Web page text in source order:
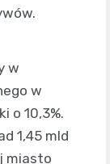
w
w
o 10,3%.
1,45 mld
miasto